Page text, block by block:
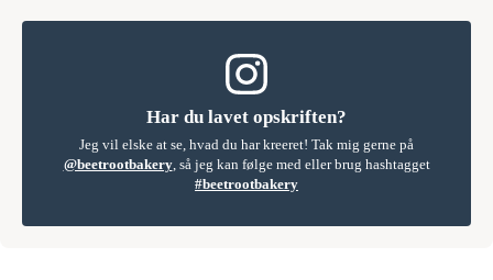
Har du lavet opskriften?
Jeg vil elske at se, hvad du har kreeret! Tak mig gerne på
@beetrootbakery, så jeg kan følge med eller brug hashtagget
#beetrootbakery